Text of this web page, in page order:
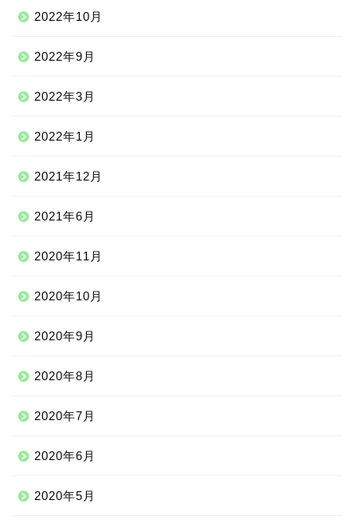
2022年10月
2022年9月
2022年3月
2022年1月
2021年12月
2021年6月
2020年11月
2020年10月
2020年9月
2020年8月
2020年7月
2020年6月
2020年5月